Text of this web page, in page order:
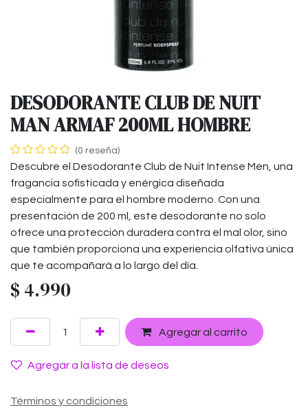
DESODORANTE CLUB DE NUIT
MAN ARMAF 200ML HOMBRE
(0 reseña)
Descubre el Desodorante Club de Nuit Intense Men, una
fragancia sofisticada y enérgica diseñada
especialmente para el hombre moderno. Con una
presentación de 200 ml, este desodorante no solo
ofrece una protección duradera contra el mal olor, sino
que también proporciona una experiencia olfativa única
que te acompañará a lo largo del día.
$ 4.990
Agregar al carrito
Agregar a la lista de deseos
Términos y condiciones